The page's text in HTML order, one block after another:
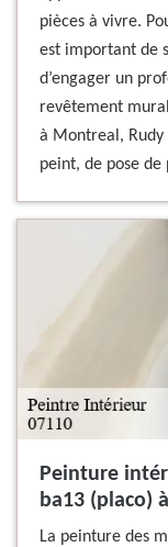
pièces à vivre.
est important de
d’engager un
revêtement
à Montreal, Rudy
peint, de pose de
Peinture
ba13 (placo)
La peinture des